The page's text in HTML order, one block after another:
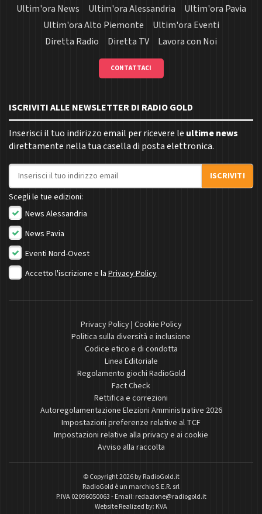
Ultim'ora News
Ultim'ora Alessandria
Ultim'ora Pavia
Ultim'ora Alto Piemonte
Ultim'ora Eventi
Diretta Radio
Diretta TV Lavora con Noi
CONTATTACI
ISCRIVITI ALLE NEWSLETTER DI RADIO GOLD
Inserisci il tuo indirizzo email per ricevere le ultime news
direttamente nella tua casella di posta elettronica.
Indirizzo email
ISCRIVITI
Scegli le tue edizioni:
News Alessandria
News Pavia
Eventi Nord-Ovest
Accetto l'iscrizione e la Privacy Policy
Privacy Policy| Cookie Policy
Politica sulla diversità e inclusione
Codice etico e di condotta
Linea Editoriale
Regolamento giochi RadioGold
Fact Check
Rettifica e correzioni
Autoregolamentazione Elezioni Amministrative 2026
Impostazioni preferenze relative al TCF
Impostazioni relative alla privacy e ai cookie
Avviso alla raccolta
© Copyright 2026 byRadioGold.it
RadioGold è un marchio S.E.R. srl
P.IVA 02096050063 - Email: redazione@radiogold.it
Website Realized by: KVA